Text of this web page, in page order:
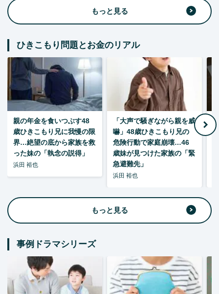
もっと見る
ひきこもり問題とお金のリアル
親の年金を食いつぶす48
歳ひきこもり兄に我慢の限
界…絶望の底から家族を救
った妹の「執念の説得」
浜田 裕也
「大声で騒ぎながら親を威
嚇」48歳ひきこもり兄の
危険行動で家庭崩壊…46
歳妹が見つけた家族の「緊
急避難先」
浜田 裕也
もっと見る
事例ドラマシリーズ